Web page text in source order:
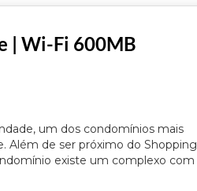
| Wi-Fi 600MB
um dos condomínios mais
Além de ser próximo do Shopping
existe um complexo com